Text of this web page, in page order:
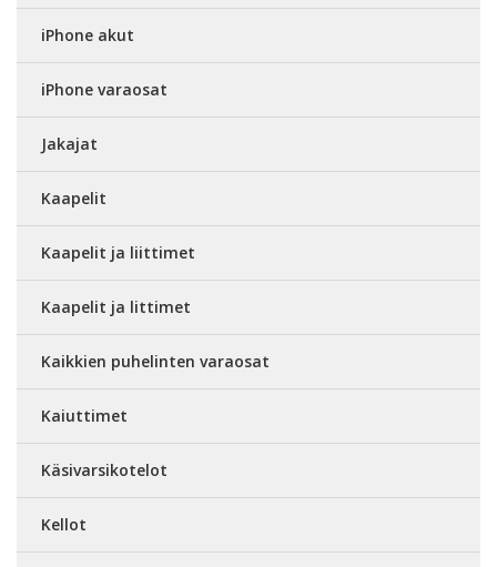
iPhone akut
iPhone varaosat
Jakajat
Kaapelit
Kaapelit ja liittimet
Kaapelit ja littimet
Kaikkien puhelinten varaosat
Kaiuttimet
Käsivarsikotelot
Kellot